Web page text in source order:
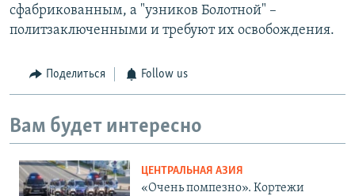
сфабрикованным, а "узников Болотной" –
политзаключенными и требуют их освобождения.
Поделиться Follow us
Вам будет интересно
ЦЕНТРАЛЬНАЯ АЗИЯ
«Очень помпезно». Кортежи